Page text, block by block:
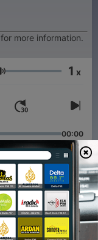
for more information.
Volume 1 x
00:00